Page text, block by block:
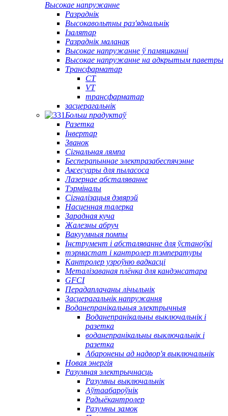
Высокае напружанне
Разраднік
Высокавольтны раз'яднальнік
Ізалятар
Разраднік маланак
Высокае напружанне ў памяшканні
Высокае напружанне на адкрытым паветры
Трансфарматар
CT
VT
трансфарматар
засцерагальнік
Больш прадуктаў
Разетка
Інвертар
Званок
Сігнальная лямпа
Бесперапыннае электразабеспячэнне
Аксесуары для пыласоса
Лазернае абсталяванне
Тэрміналы
Сігналізацыя дзвярэй
Насценная талерка
Зарадная куча
Жалезны абруч
Вакуумныя помпы
Інструмент і абсталяванне для ўстаноўкі
тэрмастат і кантролер тэмпературы
Кантролер узроўню вадкасці
Металізаваная плёнка для кандэнсатара
GFCI
Перадаплачаны лічыльнік
Засцерагальнік напружання
Воданепранікальныя электрычныя
Воданепранікальны выключальнік і
разетка
воданепранікальны выключальнік і
разетка
Абаронены ад надвор'я выключальнік
Новая энергія
Разумная электрычнасць
Разумны выключальнік
Аўтаабароўнік
Радыёкантролер
Разумны замок